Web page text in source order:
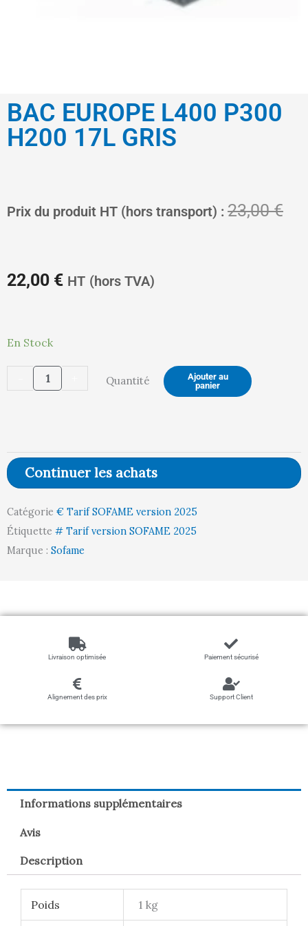
BAC EUROPE L400 P300
H200 17L GRIS
Prix du produit HT (hors transport) : 23,00€Le
22,00 €
Le
prix
22,00 €.
HT (hors TVA)
En Stock
quantité
H200
17L
Quantité
Ajouter au
panier
Continuer les achats
Catégorie € Tarif SOFAME version 2025
Étiquette # Tarif version SOFAME 2025
Marque : Sofame
Livraison optimisée Paiement sécurisé
Alignement des prix Support Client
Informations supplémentaires
Avis
Description
Poids 1 kg